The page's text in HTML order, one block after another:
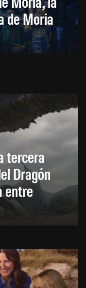
de Moria
tercera
Dragón
entre